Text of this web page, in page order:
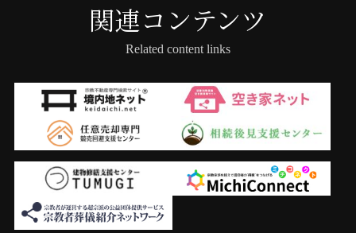
関連コンテンツ
Related content links